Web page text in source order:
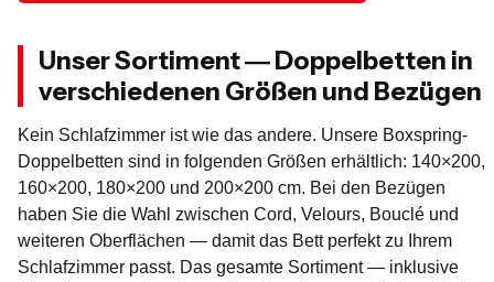
Unser Sortiment — Doppelbetten in
verschiedenen Größen und Bezügen
Kein Schlafzimmer ist wie das andere. Unsere Boxspring-
Doppelbetten sind in folgenden Größen erhältlich: 140×200,
160×200, 180×200 und 200×200 cm. Bei den Bezügen
haben Sie die Wahl zwischen Cord, Velours, Bouclé und
weiteren Oberflächen — damit das Bett perfekt zu Ihrem
Schlafzimmer passt. Das gesamte Sortiment — inklusive